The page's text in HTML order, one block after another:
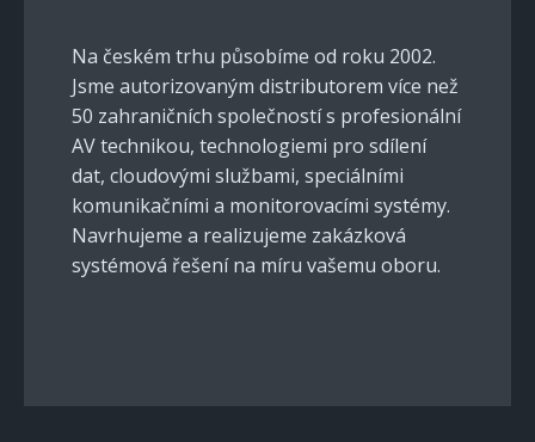
Na českém trhu působíme od roku 2002.
Jsme autorizovaným distributorem více než
50 zahraničních společností s profesionální
AV technikou, technologiemi pro sdílení
dat, cloudovými službami, speciálními
komunikačními a monitorovacími systémy.
Navrhujeme a realizujeme zakázková
systémová řešení na míru vašemu oboru.